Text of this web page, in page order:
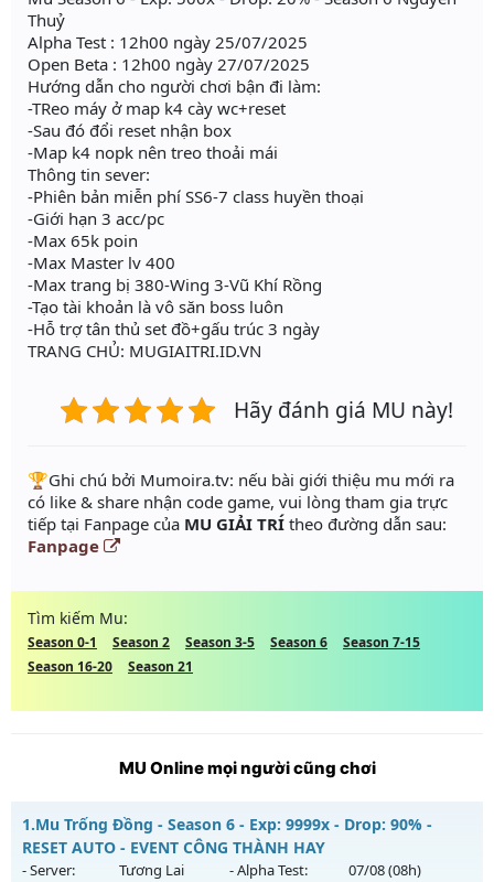
Thuỷ
Alpha Test : 12h00 ngày 25/07/2025
Open Beta : 12h00 ngày 27/07/2025
Hướng dẫn cho người chơi bận đi làm:
-TReo máy ở map k4 cày wc+reset
-Sau đó đổi reset nhận box
-Map k4 nopk nên treo thoải mái
Thông tin sever:
-Phiên bản miễn phí SS6-7 class huyền thoại
-Giới hạn 3 acc/pc
-Max 65k poin
-Max Master lv 400
-Max trang bị 380-Wing 3-Vũ Khí Rồng
-Tạo tài khoản là vô săn boss luôn
-Hỗ trợ tân thủ set đồ+gấu trúc 3 ngày
TRANG CHỦ: MUGIAITRI.ID.VN
Hãy đánh giá MU này!
️🏆Ghi chú bởi Mumoira.tv: nếu bài giới thiệu mu mới ra
có like & share nhận code game, vui lòng tham gia trực
tiếp tại Fanpage của MU GIẢI TRÍ theo đường dẫn sau:
Fanpage
Tìm kiếm Mu:
Season 0-1 Season 2 Season 3-5 Season 6
Season 7-15
Season 16-20
Season 21
MU Online mọi người cũng chơi
1.Mu Trống Đồng - Season 6 - Exp: 9999x - Drop: 90% -
RESET AUTO - EVENT CÔNG THÀNH HAY
- Server: Tương Lai - Alpha Test: 07/08(08h)